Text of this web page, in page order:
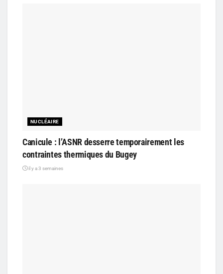
NUCLÉAIRE
Canicule : l’ASNR desserre temporairement les
contraintes thermiques du Bugey
il y a 3 semaines